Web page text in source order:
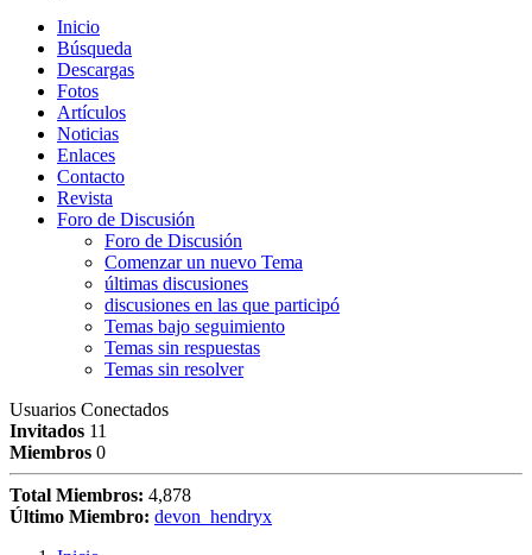
Inicio
Búsqueda
Descargas
Fotos
Artículos
Noticias
Enlaces
Contacto
Revista
Foro de Discusión
Foro de Discusión
Comenzar un nuevo Tema
últimas discusiones
discusiones en las que participó
Temas bajo seguimiento
Temas sin respuestas
Temas sin resolver
Usuarios Conectados
Invitados 11
Miembros 0
Total Miembros: 4,878
Último Miembro: devon_hendryx